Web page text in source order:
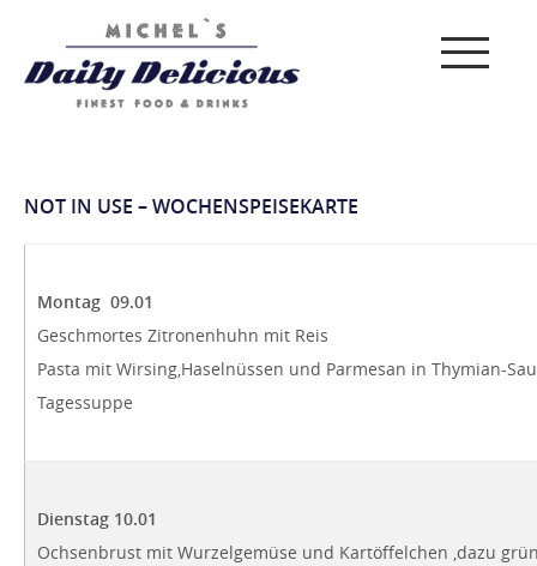
NOT IN USE – WOCHENSPEISEKARTE
Montag 09.01
Geschmortes Zitronenhuhn mit Reis
Pasta mit Wirsing,Haselnüssen und Parmesan in Thymian-
Tagessuppe
Dienstag 10.01
Ochsenbrust mit Wurzelgemüse und Kartöffelchen ,dazu